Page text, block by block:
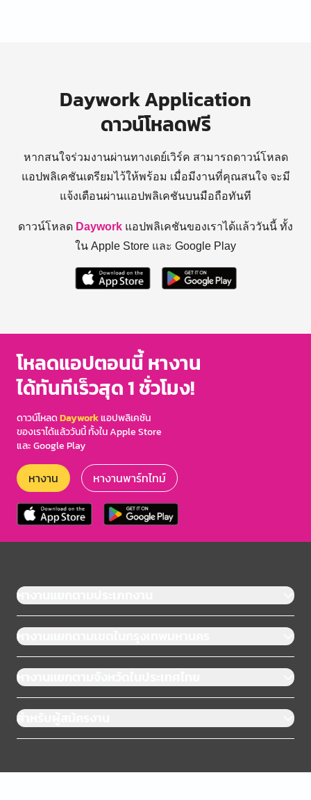
Daywork Application
ดาวน์โหลดฟรี
หากสนใจร่วมงานผ่านทางเดย์เวิร์ค สามารถดาวน์โหลด
แอปพลิเคชันเตรียมไว้ให้พร้อม เมื่อมีงานที่คุณสนใจ จะมี
แจ้งเตือนผ่านแอปพลิเคชันบนมือถือทันที
ดาวน์โหลด Daywork แอปพลิเคชันของเราได้แล้ววันนี้ ทั้ง
ใน Apple Store และ Google Play
โหลดแอปตอนนี้ หางาน
ได้ทันทีเร็วสุด 1 ชั่วโมง!
ดาวน์โหลดDayworkแอปพลิเคชัน
ของเราได้แล้ววันนี้ ทั้งใน Apple Store
และ Google Play
หางาน หางานพาร์ทไทม์
หางานแยกตามประเภทงาน
หางานแยกตามเขตในกรุงเทพมหานคร
หางานแยกตามจังหวัดในประเทศไทย
สำหรับผู้สมัครงาน